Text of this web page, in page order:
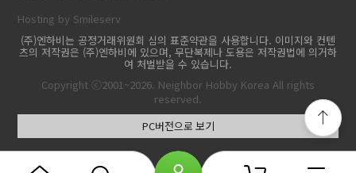
Hosting by Smileserv
(주)엔하비는 공정거래위원회 심의 표준약관을 사용합니다. 이미지와 컨텐
츠의 저작권은 (주)엔하비에 있으며, 무단복제나 도용은 저작권법에 의거하
여 처벌받을 수 있습니다.
Copyright ⓒ2001~2026. Neighbor Hobby Korea All rights
reserved.
PC버전으로 보기